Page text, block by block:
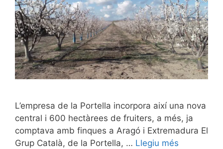
L’empresa de la Portella incorpora així una nova
central i 600 hectàrees de fruiters, a més, ja
comptava amb finques a Aragó i Extremadura El
Grup Català, de la Portella, … Llegiu més